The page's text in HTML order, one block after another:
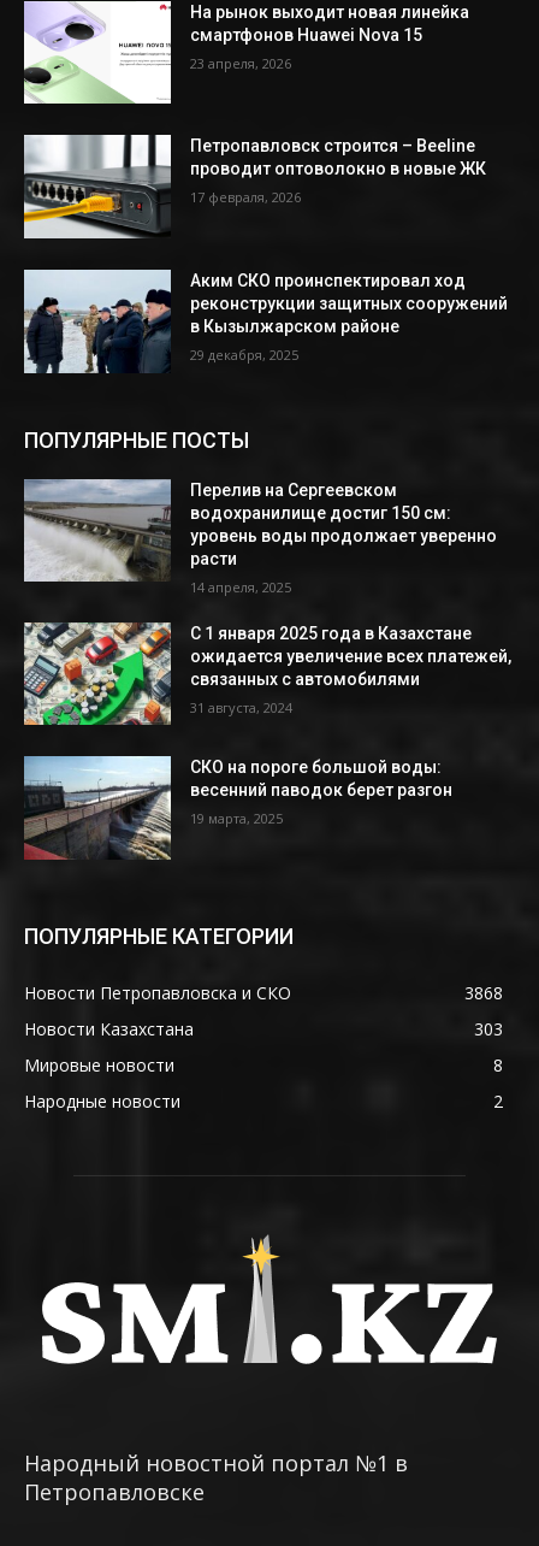
На рынок выходит новая линейка
смартфонов Huawei Nova 15
23 апреля, 2026
Петропавловск строится – Beeline
проводит оптоволокно в новые ЖК
17 февраля, 2026
Аким СКО проинспектировал ход
реконструкции защитных сооружений
в Кызылжарском районе
29 декабря, 2025
ПОПУЛЯРНЫЕ ПОСТЫ
Перелив на Сергеевском
водохранилище достиг 150 см:
уровень воды продолжает уверенно
расти
14 апреля, 2025
С 1 января 2025 года в Казахстане
ожидается увеличение всех платежей,
связанных с автомобилями
31 августа, 2024
СКО на пороге большой воды:
весенний паводок берет разгон
19 марта, 2025
ПОПУЛЯРНЫЕ КАТЕГОРИИ
Новости Петропавловска и СКО
3868
Новости Казахстана
303
Мировые новости
8
Народные новости
2
Народный новостной портал №1 в
Петропавловске